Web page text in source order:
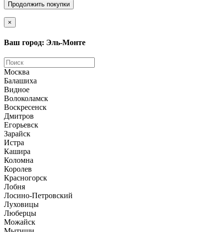
Продолжить покупки
×
Ваш город: Эль-Монте
Москва
Балашиха
Видное
Волоколамск
Воскресенск
Дмитров
Егорьевск
Зарайск
Истра
Кашира
Коломна
Королев
Красногорск
Лобня
Лосино-Петровский
Луховицы
Люберцы
Можайск